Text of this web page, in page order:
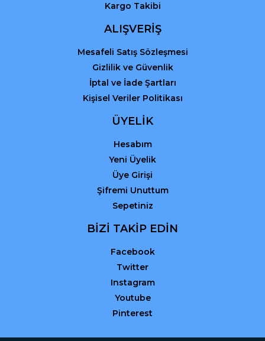
Kargo Takibi
ALIŞVERİŞ
Mesafeli Satış Sözleşmesi
Gizlilik ve Güvenlik
İptal ve İade Şartları
Kişisel Veriler Politikası
ÜYELİK
Hesabım
Yeni Üyelik
Üye Girişi
Şifremi Unuttum
Sepetiniz
BİZİ TAKİP EDİN
Facebook
Twitter
Instagram
Youtube
Pinterest